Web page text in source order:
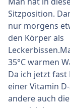
Sitzposition.
nur morgens
den Körper als
35°C warmen
Da ich jetzt
einer Vitamin
andere auch